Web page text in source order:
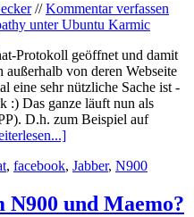
//Kommentar verfassen
Protokoll geöffnet und damit
von deren Webseite
eine sehr nützliche Sache ist -
:) Das ganze läuft nun als
D.h. zum Beispiel auf
, facebook, Jabber, N900
N900 und Maemo?